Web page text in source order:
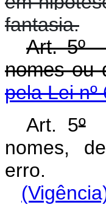
fantasia.
Art. 5º
nomes ou
pela Lei
Art. 5º
nomes,